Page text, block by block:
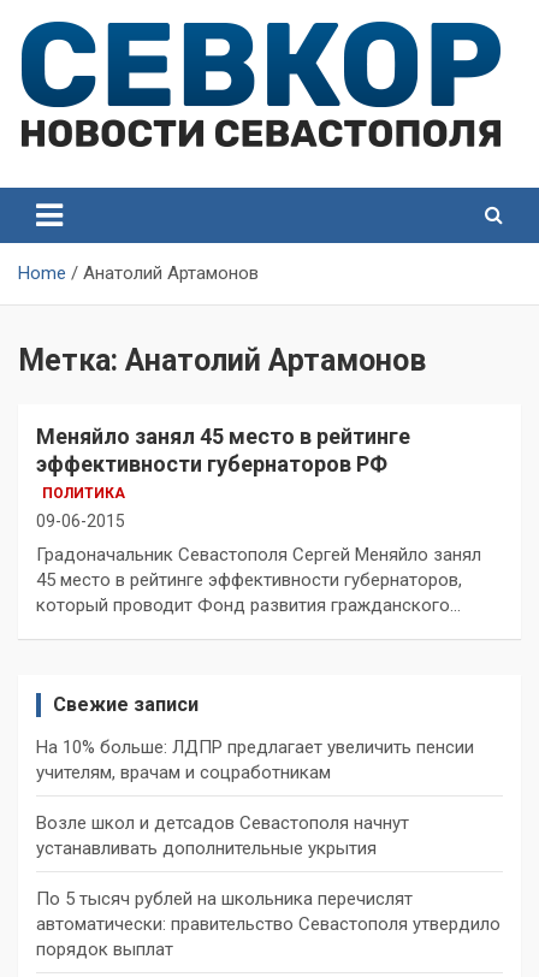
content
Севастополя
Севастополя
Home Анатолий Артамонов
Метка: Анатолий Артамонов
Меняйло занял 45 место в рейтинге
эффективности губернаторов РФ
ПОЛИТИКА
09-06-2015
Градоначальник Севастополя Сергей Меняйло занял
45 место в рейтинге эффективности губернаторов,
который проводит Фонд развития гражданского…
Свежие записи
На 10% больше: ЛДПР предлагает увеличить пенсии
учителям, врачам и соцработникам
Возле школ и детсадов Севастополя начнут
устанавливать дополнительные укрытия
По 5 тысяч рублей на школьника перечислят
автоматически: правительство Севастополя утвердило
порядок выплат